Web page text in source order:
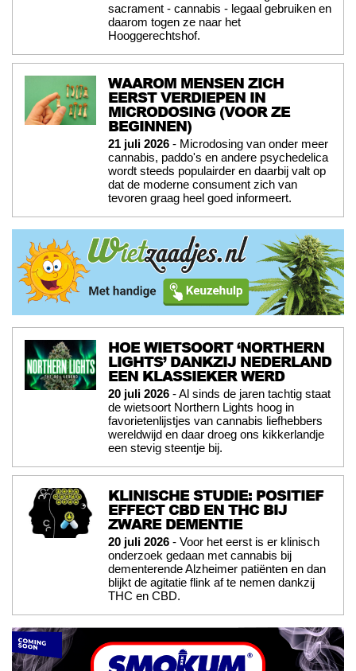
sacrament - cannabis - legaal gebruiken en
daarom togen ze naar het
Hooggerechtshof.
WAAROM MENSEN ZICH
EERST VERDIEPEN IN
MICRODOSING (VOOR ZE
BEGINNEN)
21 juli 2026 - Microdosing van onder meer
cannabis, paddo's en andere psychedelica
wordt steeds populairder en daarbij valt op
dat de moderne consument zich van
tevoren graag heel goed informeert.
HOE WIETSOORT ‘NORTHERN
LIGHTS’ DANKZIJ NEDERLAND
EEN KLASSIEKER WERD
20 juli 2026 - Al sinds de jaren tachtig staat
de wietsoort Northern Lights hoog in
favorietenlijstjes van cannabis liefhebbers
wereldwijd en daar droeg ons kikkerlandje
een stevig steentje bij.
KLINISCHE STUDIE: POSITIEF
EFFECT CBD EN THC BIJ
ZWARE DEMENTIE
20 juli 2026 - Voor het eerst is er klinisch
onderzoek gedaan met cannabis bij
dementerende Alzheimer patiënten en dan
blijkt de agitatie flink af te nemen dankzij
THC en CBD.